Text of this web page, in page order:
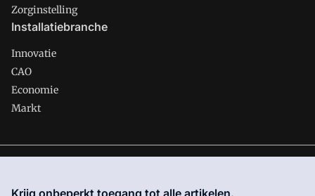
Zorginstelling
Installatiebranche
Innovatie
CAO
Economie
Markt
waar VMN media voor staat. Op gebruik van deze site zijn de
Krijg onbeperkt toegang tot alle artikelen.